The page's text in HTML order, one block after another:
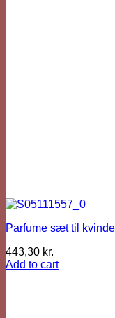
Parfume sæt til
443,30 kr.
Add to cart